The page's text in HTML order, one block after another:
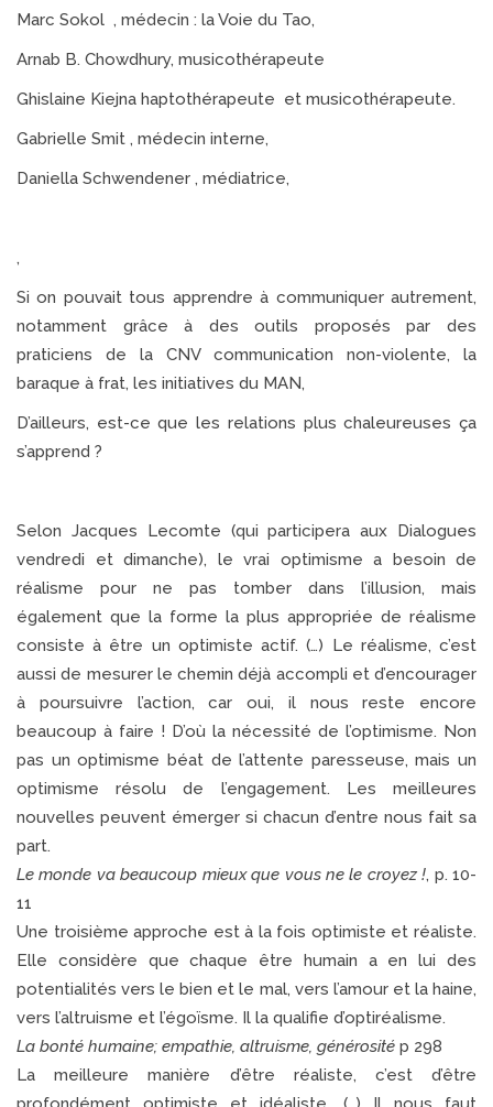
Marc Sokol , médecin : la Voie du Tao,
Arnab B. Chowdhury, musicothérapeute
Ghislaine Kiejna haptothérapeute et musicothérapeute.
Gabrielle Smit , médecin interne,
Daniella Schwendener , médiatrice,
,
Si on pouvait tous apprendre à communiquer autrement,
notamment grâce à des outils proposés par des
praticiens de la CNV communication non-violente, la
baraque à frat, les initiatives du MAN,
D’ailleurs, est-ce que les relations plus chaleureuses ça
s’apprend ?
Selon Jacques Lecomte (qui participera aux Dialogues
vendredi et dimanche), le vrai optimisme a besoin de
réalisme pour ne pas tomber dans l’illusion, mais
également que la forme la plus appropriée de réalisme
consiste à être un optimiste actif. (…) Le réalisme, c’est
aussi de mesurer le chemin déjà accompli et d’encourager
à poursuivre l’action, car oui, il nous reste encore
beaucoup à faire ! D’où la nécessité de l’optimisme. Non
pas un optimisme béat de l’attente paresseuse, mais un
optimisme résolu de l’engagement. Les meilleures
nouvelles peuvent émerger si chacun d’entre nous fait sa
part.
Le monde va beaucoup mieux que vous ne le croyez !, p. 10-
11
Une troisième approche est à la fois optimiste et réaliste.
Elle considère que chaque être humain a en lui des
potentialités vers le bien et le mal, vers l’amour et la haine,
vers l’altruisme et l’égoïsme. Il la qualifie d’optiréalisme.
La bonté humaine; empathie, altruisme, générosité p 298
La meilleure manière d’être réaliste, c’est d’être